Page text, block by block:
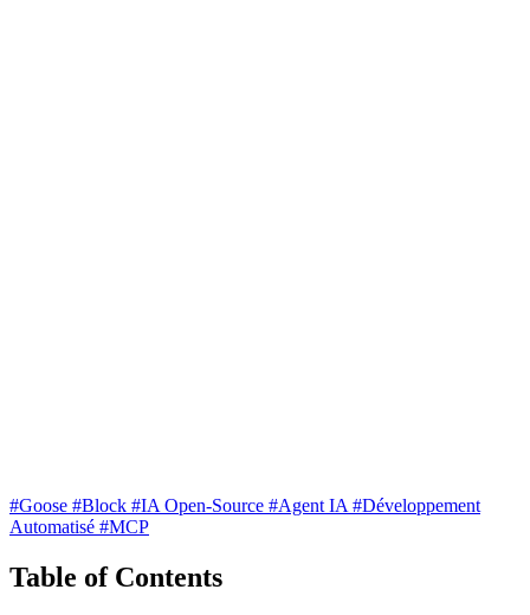
#Goose #Block #IA Open-Source #Agent IA #Développement
Automatisé #MCP
Table of Contents